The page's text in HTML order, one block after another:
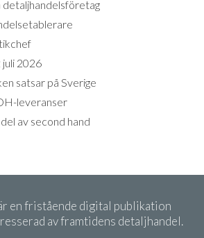
detaljhandelsföretag
juli 2026
satsar på Sverige
leveranser
av second hand
en fristående digital publikation
av framtidens detaljhandel.